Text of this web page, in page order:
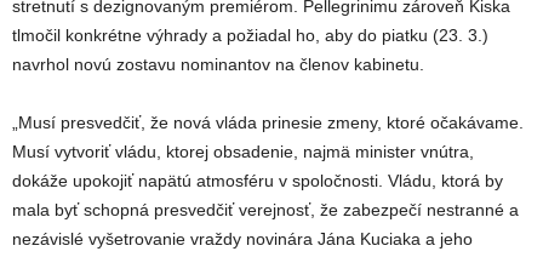
stretnutí s dezignovaným premiérom. Pellegrinimu zároveň Kiska
tlmočil konkrétne výhrady a požiadal ho, aby do piatku (23. 3.)
navrhol novú zostavu nominantov na členov kabinetu.
„Musí presvedčiť, že nová vláda prinesie zmeny, ktoré očakávame.
Musí vytvoriť vládu, ktorej obsadenie, najmä minister vnútra,
dokáže upokojiť napätú atmosféru v spoločnosti. Vládu, ktorá by
mala byť schopná presvedčiť verejnosť, že zabezpečí nestranné a
nezávislé vyšetrovanie vraždy novinára Jána Kuciaka a jeho